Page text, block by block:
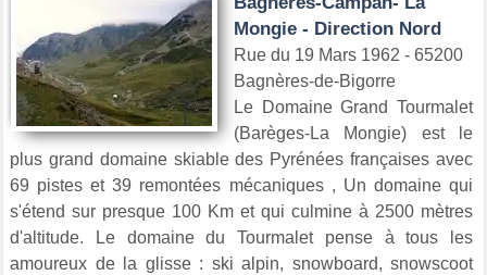
Mongie - Direction Nord
Rue du 19 Mars 1962 - 65200
Bagnères-de-Bigorre
Le Domaine Grand Tourmalet
(Barèges-La Mongie) est le
plus grand domaine skiable des Pyrénées françaises avec
69 pistes et 39 remontées mécaniques , Un domaine qui
s'étend sur presque 100 Km et qui culmine à 2500 mètres
d'altitude. Le domaine du Tourmalet pense à tous les
amoureux de la glisse : ski alpin, snowboard, snowscoot